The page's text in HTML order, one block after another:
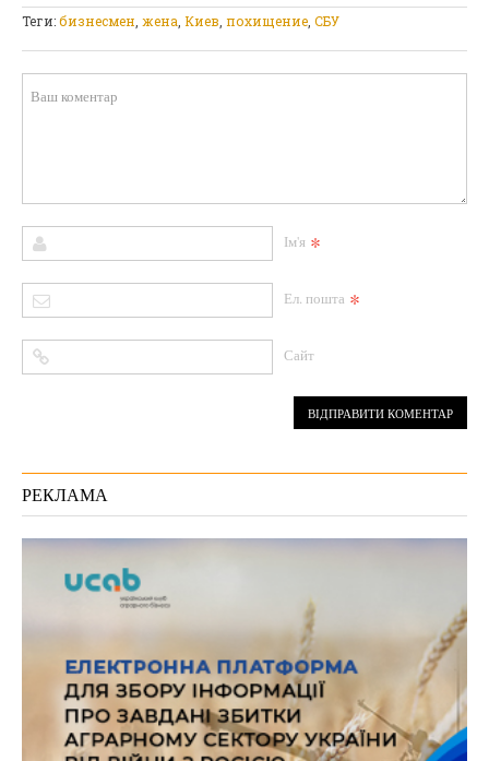
Теги:бизнесмен жена Киев похищение СБУ
Ім'я *
Ел. пошта *
Сайт
РЕКЛАМА